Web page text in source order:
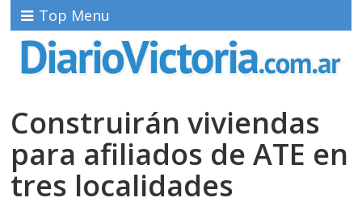
Top Menu
Construirán viviendas
para afiliados de ATE en
tres localidades